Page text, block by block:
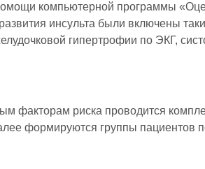
компьютерной программы
инсульта были включены
гипертрофии по ЭКГ,
факторам риска проводится
формируются группы пациентов